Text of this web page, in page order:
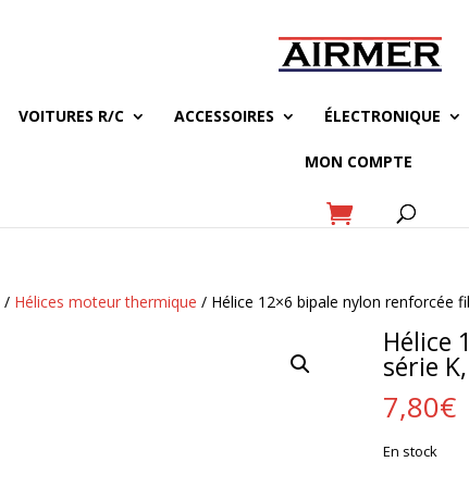
VOITURES R/C ACCESSOIRES ÉLECTRONIQUE
MON COMPTE
/ Hélices moteur thermique / Hélice 12×6 bipale nylon renforcée
Hélice
série
7,80€
En stock